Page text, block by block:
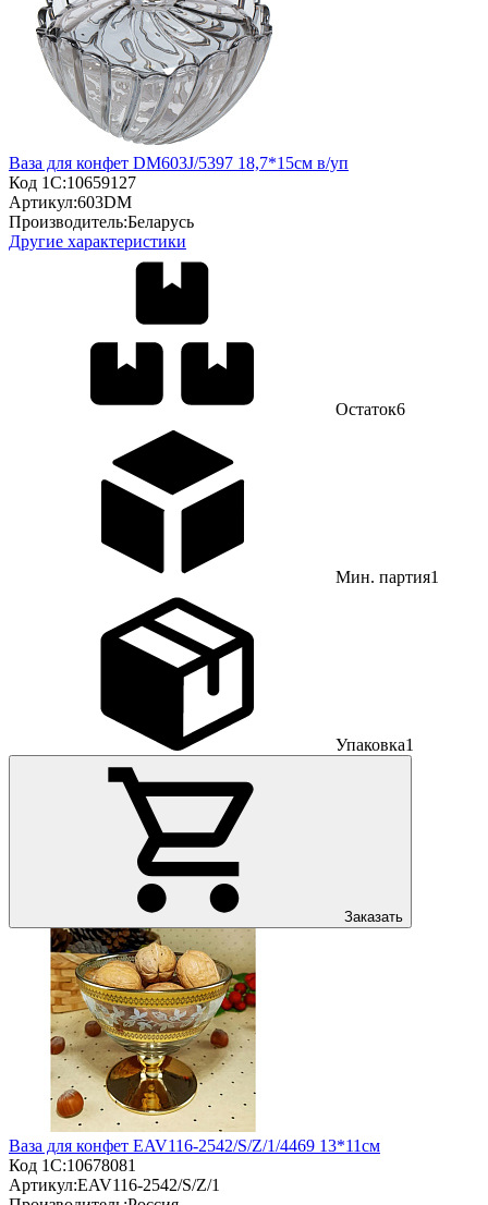
Ваза для конфет DM603J/5397 18,7*15см в/уп
Код 1С:10659127
Артикул:603DM
Производитель:Беларусь
Другие характеристики
Остаток6
Мин. партия1
Упаковка1
Заказать
Ваза для конфет EAV116-2542/S/Z/1/4469 13*11см
Код 1С:10678081
Артикул:EAV116-2542/S/Z/1